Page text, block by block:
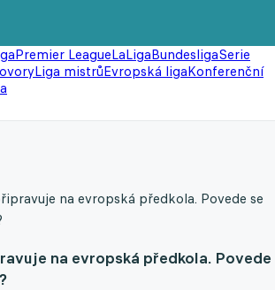
Premier LeagueLaLigaBundesligaSerie
Liga mistrůEvropská ligaKonferenční
na evropská předkola. Povede se
na evropská předkola. Povede